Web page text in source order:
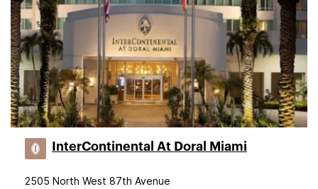
InterContinental At Doral Miami
2505 North West 87th Avenue